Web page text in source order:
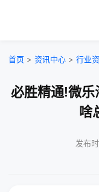
首页 > 资讯中心 > 行业
必胜精通!微乐
啥
发布